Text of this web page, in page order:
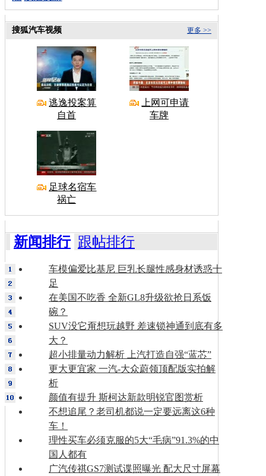
更多 >>
搜狐汽车视频
逃逸投案算
自首
上网可申请
车牌
足球名宿车
祸亡
新闻排行 跟帖排行
车模偏爱比基尼 巨乳长腿性感身材诱惑十
足
在美国不吃香 全新GL8升级欲抢日系饭
碗？
SUV没它甭想玩越野 差速锁神通到底有多
大？
超小排量动力解析 上汽打造自强“蓝芯”
更大更宜家 一汽-大众蔚领顶配版实拍解
析
颜值有提升 斯柯达新款明锐官图赏析
不想追尾？老司机都说一定要远离这6种
车！
理性买车必须克服的5大“毛病”91.3%的中
国人都有
广汽传祺GS7测试谍照曝光 配大尺寸屏幕